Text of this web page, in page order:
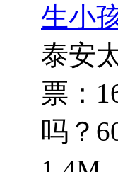
生小
泰安
票：
吗？